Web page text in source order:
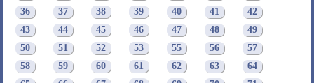
36
37 38 39 40 41
42
43
44 45 46 47 48
49
50
51 52 53 55 56
57
58
59 60 61 62 63
64